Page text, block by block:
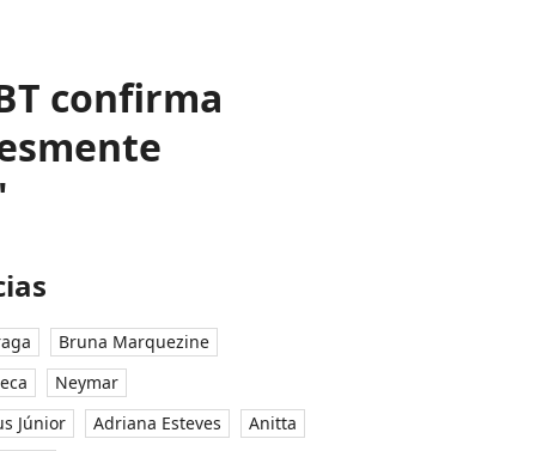
confirma
Bruna Marquezine
Neymar
Júnior
Adriana Esteves
Anitta